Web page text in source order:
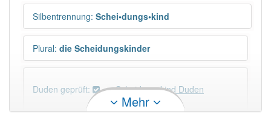
Silbentrennung: Schei•dungs•kind
Plural: die Scheidungskinder
Duden geprüft: Scheidungskind Duden
Mehr